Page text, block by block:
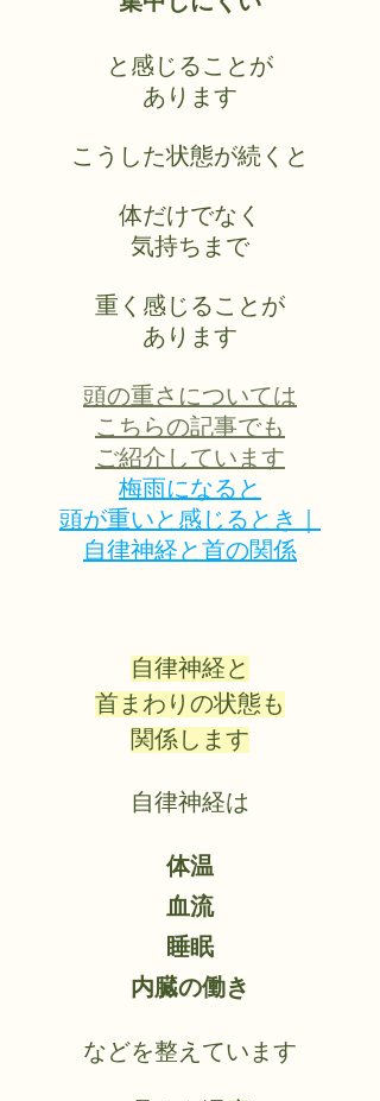
と感じることが
あります
こうした状態が続くと
体だけでなく
気持ちまで
重く感じることが
あります
頭の重さについては
こちらの記事でも
ご紹介しています
梅雨になると
頭が重いと感じるとき｜
自律神経と首の関係
自律神経と
首まわりの状態も
関係します
自律神経は
体温
血流
睡眠
内臓の働き
などを整えています